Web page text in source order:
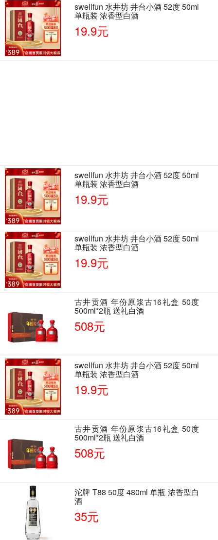
swellfun 水井坊 井台小酒 52度 50ml
单瓶装 浓香型白酒
19.9元
swellfun 水井坊 井台小酒 52度 50ml
单瓶装 浓香型白酒
19.9元
swellfun 水井坊 井台小酒 52度 50ml
单瓶装 浓香型白酒
19.9元
古井贡酒 年份原浆古16礼盒 50度
500ml*2瓶 送礼白酒
508元
swellfun 水井坊 井台小酒 52度 50ml
单瓶装 浓香型白酒
19.9元
古井贡酒 年份原浆古16礼盒 50度
500ml*2瓶 送礼白酒
508元
沱牌 T88 50度 480ml 单瓶 浓香型白
酒
35元